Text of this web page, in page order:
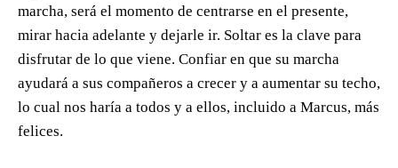
marcha, será el momento de centrarse en el presente,
mirar hacia adelante y dejarle ir. Soltar es la clave para
disfrutar de lo que viene. Confiar en que su marcha
ayudará a sus compañeros a crecer y a aumentar su techo,
lo cual nos haría a todos y a ellos, incluido a Marcus, más
felices.